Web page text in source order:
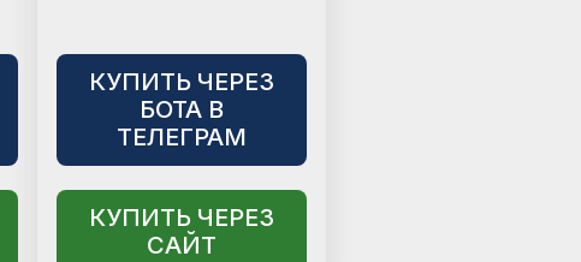
КУПИТЬ ЧЕРЕЗ
БОТА В
ТЕЛЕГРАМ
КУПИТЬ ЧЕРЕЗ
САЙТ